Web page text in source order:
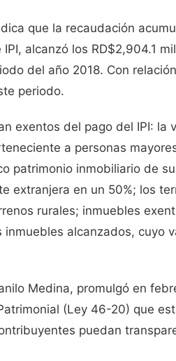
que la recaudación
alcanzó los RD$2,904.1
del año 2018. Con
periodo.
exentos del pago del IPI: la
a personas
patrimonio inmobiliario de
extranjera en un 50%; los
rurales; inmuebles
alcanzados, cuyo
Medina, promulgó en
(Ley 46-20) que
puedan